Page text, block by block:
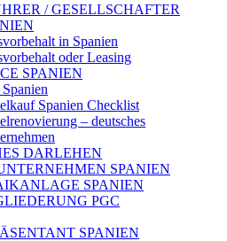
/ GESELLSCHAFTER
in Spanien
oder Leasing
SPANIEN
Spanien Checklist
– deutsches
DARLEHEN
SPANIEN
SPANIEN
PGC
SPANIEN